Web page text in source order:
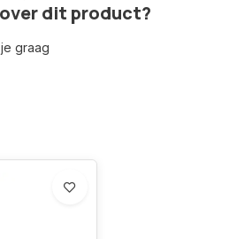
dit product?
graag